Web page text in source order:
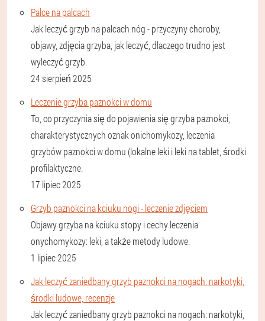
Palce na palcach
Jak leczyć grzyb na palcach nóg - przyczyny choroby,
objawy, zdjęcia grzyba, jak leczyć, dlaczego trudno jest
wyleczyć grzyb.
24 sierpień 2025
Leczenie grzyba paznokci w domu
To, co przyczynia się do pojawienia się grzyba paznokci,
charakterystycznych oznak onichomykozy, leczenia
grzybów paznokci w domu (lokalne leki i leki na tablet, środki
profilaktyczne.
17 lipiec 2025
Grzyb paznokci na kciuku nogi - leczenie zdjęciem
Objawy grzyba na kciuku stopy i cechy leczenia
onychomykozy: leki, a także metody ludowe.
1 lipiec 2025
Jak leczyć zaniedbany grzyb paznokci na nogach: narkotyki,
środki ludowe, recenzje
Jak leczyć zaniedbany grzyb paznokci na nogach: narkotyki,